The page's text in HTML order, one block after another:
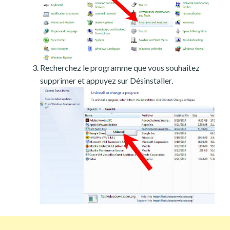
Recherchez le programme que vous souhaitez
supprimer et appuyez sur Désinstaller.